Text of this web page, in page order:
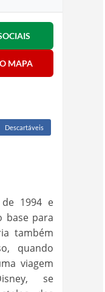
MAPA
Descartáveis
1994 e
base para
também
quando
viagem
se